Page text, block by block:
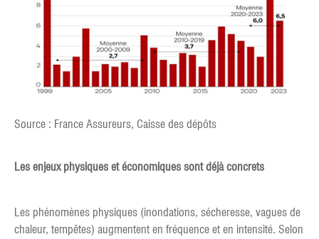
Source : France Assureurs, Caisse des dépôts
Les enjeux physiques et économiques sont déjà concrets
Les phénomènes physiques (inondations, sécheresse, vagues de
chaleur, tempêtes) augmentent en fréquence et en intensité. Selon